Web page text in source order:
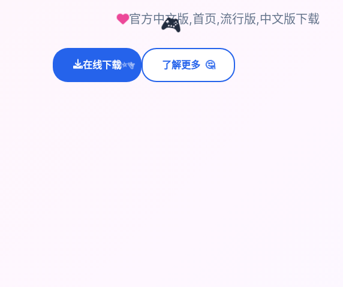
🎮
官方中文版,首页,流行版,中文版下载
在线下载
✨⭐💫 了解更多 🤔